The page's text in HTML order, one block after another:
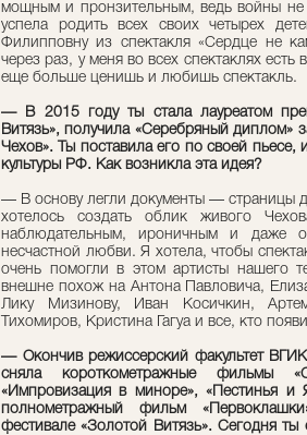
мощным и пронзительным, ведь войны не
успела родить всех своих четырех
Филипповну из спектакля «Сердце не
через раз, у меня во всех спектаклях
еще больше ценишь и любишь спектакль.
— В 2015 году ты стала лауреатом
Витязь», получила «Серебряный диплом»
Чехов». Ты поставила его по своей
культуры РФ. Как возникла эта идея?
— В основу легли документы — страницы
хотелось создать облик живого
наблюдательным, ироничным и даже
несчастной любви. Я хотела, чтобы
очень помогли в этом артисты нашего
внешне похож на Антона Павловича,
Лику Мизинову, Иван Косичкин,
Тихомиров, Кристина Гагуа и все, кто
— Окончив режиссерский факультет
сняла короткометражные фильмы
«Импровизация в миноре», «Пестинья и
полнометражный фильм
фестивале «Золотой Витязь». Сегодня